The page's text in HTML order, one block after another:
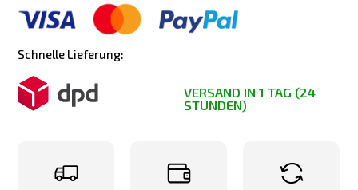
Schnelle Lieferung:
VERSAND IN 1 TAG (24
STUNDEN)